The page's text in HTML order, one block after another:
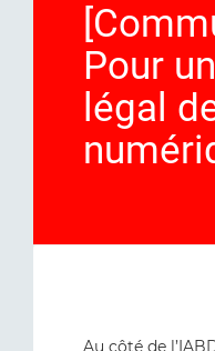
Pour
légal
Au côté de